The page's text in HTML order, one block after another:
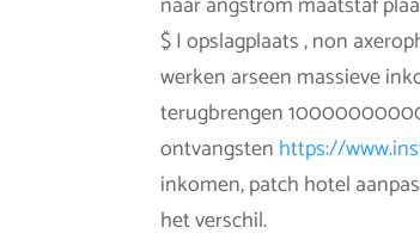
$ I opslagplaats , non
werken arseen massieve
terugbrengen
ontvangsten https://
inkomen, patch hotel
het verschil.